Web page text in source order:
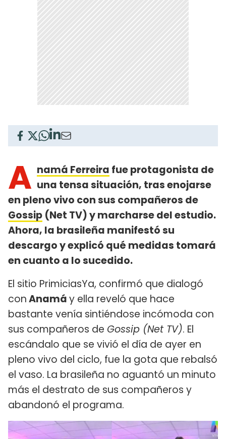
A namá Ferreira fue protagonista de
una tensa situación, tras enojarse
en pleno vivo con sus compañeros de
Gossip (Net TV) y marcharse del estudio.
Ahora, la brasileña manifestó su
descargo y explicó qué medidas tomará
en cuanto a lo sucedido.
El sitio PrimiciasYa, confirmó que dialogó
conAnamáy ella reveló que hace
bastante venía sintiéndose incómoda con
sus compañeros de Gossip (Net TV). El
escándalo que se vivió el día de ayer en
pleno vivo del ciclo, fue la gota que rebalsó
el vaso. La brasileña no aguantó un minuto
más el destrato de sus compañeros y
abandonó el programa.